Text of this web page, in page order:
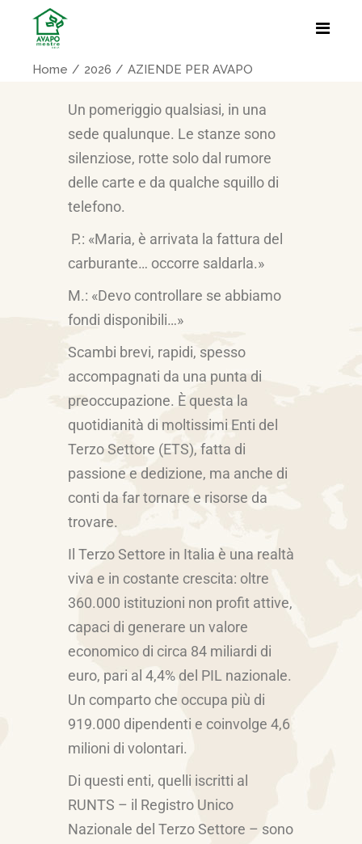
Home 2026 AZIENDE PER AVAPO
Un pomeriggio qualsiasi, in una
sede qualunque. Le stanze sono
silenziose, rotte solo dal rumore
delle carte e da qualche squillo di
telefono.
P.: «Maria, è arrivata la fattura del
carburante… occorre saldarla.»
M.: «Devo controllare se abbiamo
fondi disponibili…»
Scambi brevi, rapidi, spesso
accompagnati da una punta di
preoccupazione. È questa la
quotidianità di moltissimi Enti del
Terzo Settore (ETS), fatta di
passione e dedizione, ma anche di
conti da far tornare e risorse da
trovare.
Il Terzo Settore in Italia è una realtà
viva e in costante crescita: oltre
360.000 istituzioni non profit attive,
capaci di generare un valore
economico di circa 84 miliardi di
euro, pari al 4,4% del PIL nazionale.
Un comparto che occupa più di
919.000 dipendenti e coinvolge 4,6
milioni di volontari.
Di questi enti, quelli iscritti al
RUNTS – il Registro Unico
Nazionale del Terzo Settore – sono